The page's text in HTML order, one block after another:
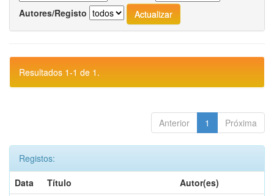
Autores/Registo
Resultados 1-1 de 1.
Anterior 1 Próxima
Registos:
Data
Título
Autor(es)